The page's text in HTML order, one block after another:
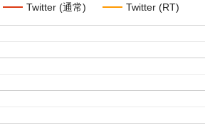
Twitter (通常) Twitter (RT)